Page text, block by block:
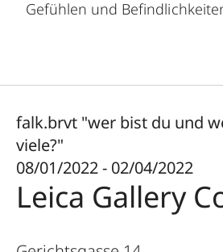
Gefühlen und
falk.brvt "wer bist du und
viele?"
08/01/2022 - 02/04/2022
Leica Gallery